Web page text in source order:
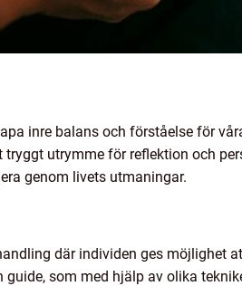
inre balans och förståelse för
tryggt utrymme för reflektion och
genom livets utmaningar.
där individen ges möjlighet
som med hjälp av olika